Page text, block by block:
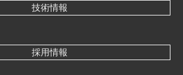
技術情報
採用情報